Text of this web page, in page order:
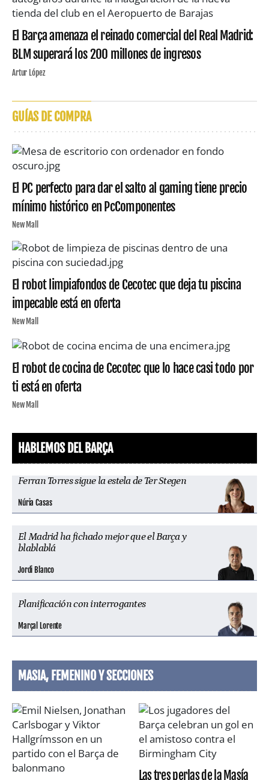
El Barça amenaza el reinado comercial del Real Madrid:
BLM superará los 200 millones de ingresos
Artur López
GUÍAS DE COMPRA
El PC perfecto para dar el salto al gaming tiene precio
mínimo histórico en PcComponentes
New Mall
El robot limpiafondos de Cecotec que deja tu piscina
impecable está en oferta
New Mall
El robot de cocina de Cecotec que lo hace casi todo por
ti está en oferta
New Mall
HABLEMOS DEL BARÇA
Ferran Torres sigue la estela de Ter Stegen
Núria Casas
El Madrid ha fichado mejor que el Barça y
blablablá
Jordi Blanco
Planificación con interrogantes
Marçal Lorente
MASIA, FEMENINO Y SECCIONES
Las tres perlas de la Masía